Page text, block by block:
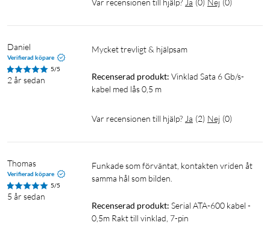
Var recensionen till hjälp? Ja (0) Nej (0)
Daniel
Verifierad köpare
5/5
2 år sedan
Mycket trevligt & hjälpsam
Recenserad produkt: Vinklad Sata 6 Gb/s-
kabel med lås 0,5 m
Var recensionen till hjälp? Ja (2) Nej (0)
Thomas
Verifierad köpare
5/5
5 år sedan
Funkade som förväntat, kontakten vriden åt
samma hål som bilden.
Recenserad produkt: Serial ATA-600 kabel -
0,5m Rakt till vinklad, 7-pin